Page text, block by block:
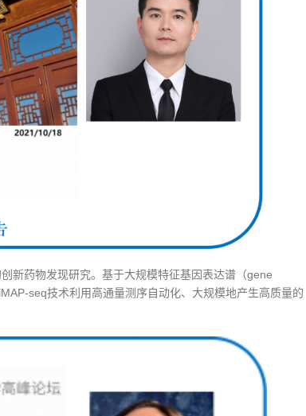
新药物发现研究。基于大规模特征基因表达谱（gene
seq技术利用高通量测序自动化、大规模地产生高质量的